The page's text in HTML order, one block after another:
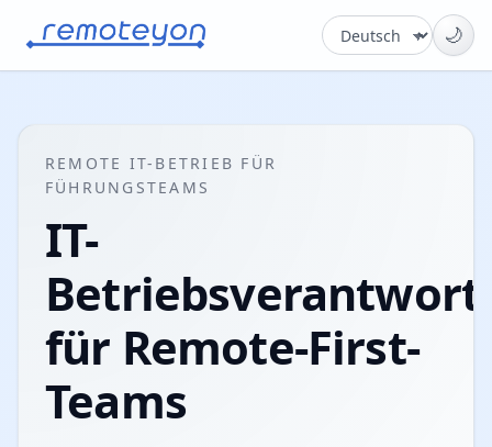
🌙
REMOTE IT-BETRIEB FÜR
FÜHRUNGSTEAMS
IT-
für Remote-First-
Teams